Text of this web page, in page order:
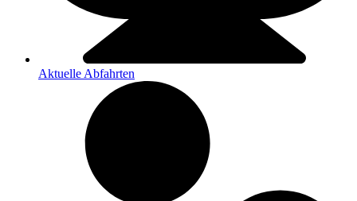
Aktuelle Abfahrten